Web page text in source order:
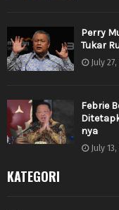
Perry
Tukar
July
Febrie
nya
July
KATEGORI